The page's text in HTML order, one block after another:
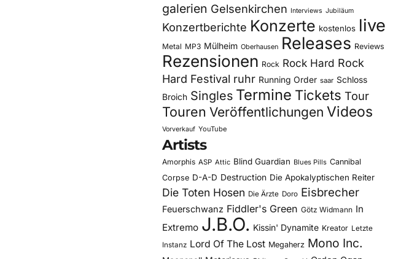
galerien Gelsenkirchen Interviews Jubiläum
Konzertberichte Konzerte kostenlos live
Metal MP3 Mülheim Oberhausen Releases Reviews
Rezensionen Rock Rock Hard Rock
Hard Festival ruhr Running Order saar Schloss
Broich Singles Termine Tickets Tour
Touren Veröffentlichungen Videos
Vorverkauf YouTube
Artists
Amorphis ASP Attic Blind Guardian Blues Pills Cannibal
Corpse D-A-D Destruction Die Apokalyptischen Reiter
Die Toten Hosen Die Ärzte Doro Eisbrecher
Feuerschwanz Fiddler's Green Götz Widmann In
Extremo J.B.O. Kissin' Dynamite Kreator Letzte
Instanz Lord Of The Lost Megaherz Mono Inc.